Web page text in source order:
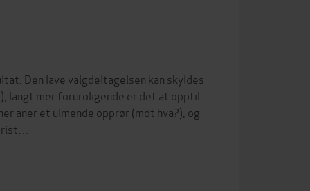
Den lave valgdeltagelsen kan skyldes
langt mer foruroligende er det at opptil
aner et ulmende opprør (mot hva?), og